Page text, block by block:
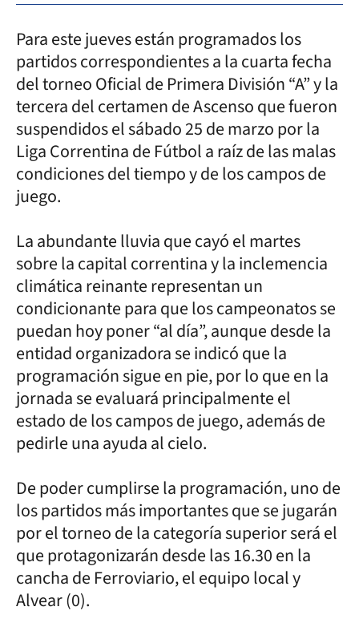
Para este jueves están programados los
partidos correspondientes a la cuarta fecha
del torneo Oficial de Primera División “A” y la
tercera del certamen de Ascenso que fueron
suspendidos el sábado 25 de marzo por la
Liga Correntina de Fútbol a raíz de las malas
condiciones del tiempo y de los campos de
juego.
La abundante lluvia que cayó el martes
sobre la capital correntina y la inclemencia
climática reinante representan un
condicionante para que los campeonatos se
puedan hoy poner “al día”, aunque desde la
entidad organizadora se indicó que la
programación sigue en pie, por lo que en la
jornada se evaluará principalmente el
estado de los campos de juego, además de
pedirle una ayuda al cielo.
De poder cumplirse la programación, uno de
los partidos más importantes que se jugarán
por el torneo de la categoría superior será el
que protagonizarán desde las 16.30 en la
cancha de Ferroviario, el equipo local y
Alvear (0).